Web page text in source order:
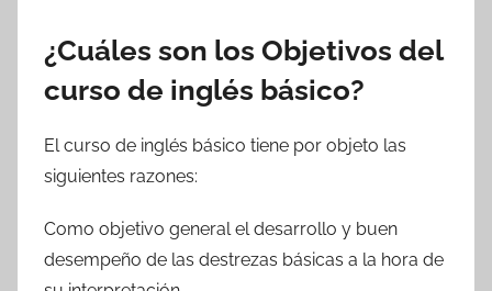
¿Cuáles son los Objetivos del
curso de inglés básico?
El curso de inglés básico tiene por objeto las
siguientes razones:
Como objetivo general el desarrollo y buen
desempeño de las destrezas básicas a la hora de